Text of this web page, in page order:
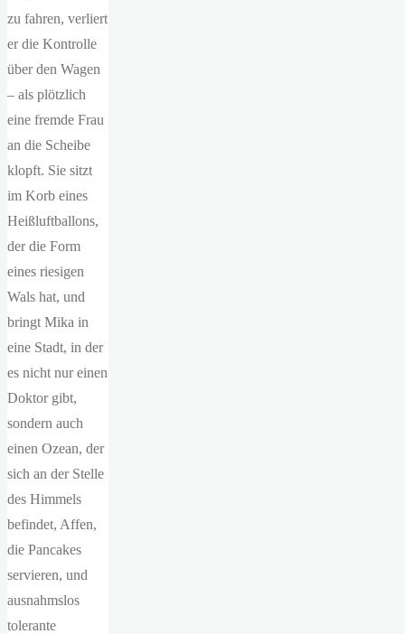
zu fahren, verliert
er die Kontrolle
über den Wagen
– als plötzlich
eine fremde Frau
an die Scheibe
klopft. Sie sitzt
im Korb eines
Heißluftballons,
der die Form
eines riesigen
Wals hat, und
bringt Mika in
eine Stadt, in der
es nicht nur einen
Doktor gibt,
sondern auch
einen Ozean, der
sich an der Stelle
des Himmels
befindet, Affen,
die Pancakes
servieren, und
ausnahmslos
tolerante